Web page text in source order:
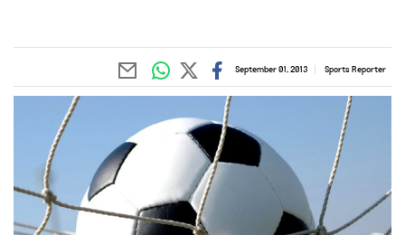
Sports Reporter
September 01, 2013